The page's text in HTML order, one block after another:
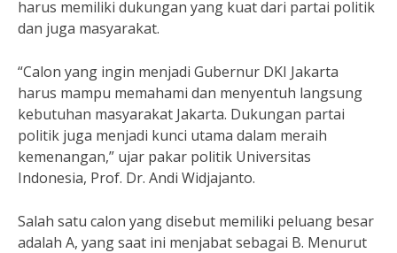
harus memiliki dukungan yang kuat dari partai politik
dan juga masyarakat.
“Calon yang ingin menjadi Gubernur DKI Jakarta
harus mampu memahami dan menyentuh langsung
kebutuhan masyarakat Jakarta. Dukungan partai
politik juga menjadi kunci utama dalam meraih
kemenangan,” ujar pakar politik Universitas
Indonesia, Prof. Dr. Andi Widjajanto.
Salah satu calon yang disebut memiliki peluang besar
adalah A, yang saat ini menjabat sebagai B. Menurut